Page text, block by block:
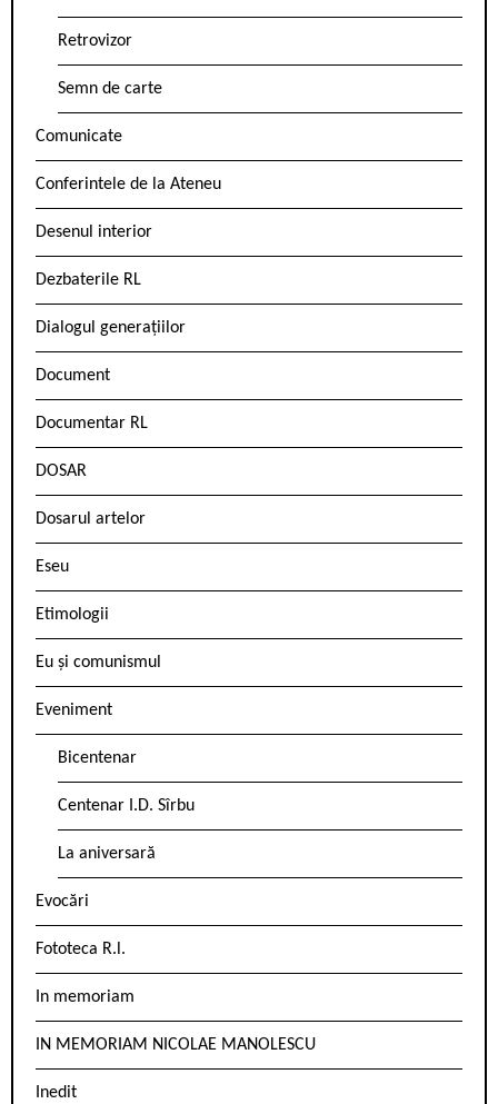
Retrovizor
Semn de carte
Comunicate
Conferintele de la Ateneu
Desenul interior
Dezbaterile RL
Dialogul generațiilor
Document
Documentar RL
DOSAR
Dosarul artelor
Eseu
Etimologii
Eu și comunismul
Eveniment
Bicentenar
Centenar I.D. Sîrbu
La aniversară
Evocări
Fototeca R.l.
In memoriam
IN MEMORIAM NICOLAE MANOLESCU
Inedit